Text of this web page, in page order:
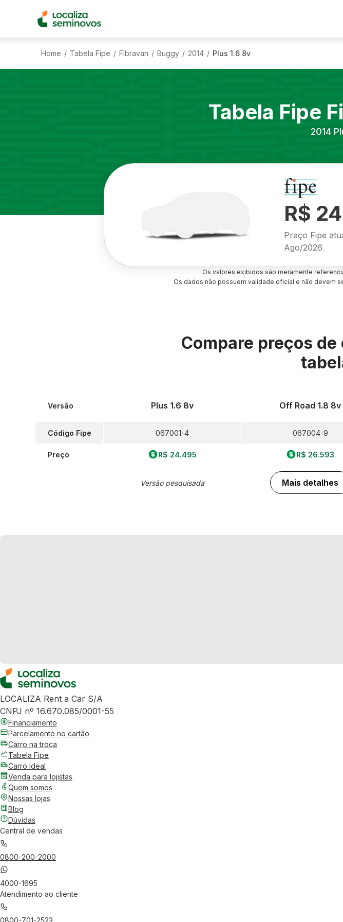
Home / Tabela Fipe / Fibravan / Buggy / 2014 / Plus 1.6 8v
Tabela Fipe
2014
R$
Preço Fipe
Ago/2026
Os valores exibidos são meramente
Os dados não possuem validade oficial e não devem
Compare preços
Versão
Código Fipe
Preço
Plus 1.6 8v
067001-4
R$ 24.495
Versão pesquisada
Off Road 1.8 8v
067004-9
R$ 26.593
Mais detalhes
LOCALIZA Rent a Car S/A
CNPJ nº 16.670.085/0001-55
Financiamento
Parcelamento no cartão
Carro na troca
Tabela Fipe
Carro Ideal
Venda para lojistas
Quem somos
Nossas lojas
Blog
Dúvidas
Central de vendas
0800-200-2000
4000-1695
Atendimento ao cliente
0800-701-2523